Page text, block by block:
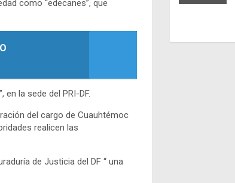
como “edecanes”, que
la sede del PRI-DF.
del cargo de Cuauhtémoc
realicen las
de Justicia del DF “ una